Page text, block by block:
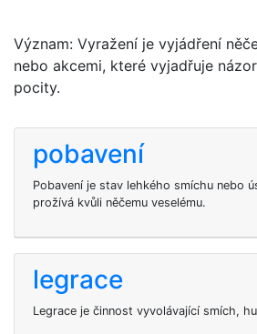
Význam: Vyražení je vyjádření
nebo akcemi, které vyjadřuje
pocity.
pobavení
Pobavení je stav lehkého smíchu nebo
prožívá kvůli něčemu veselému.
legrace
Legrace je činnost vyvolávající smích,